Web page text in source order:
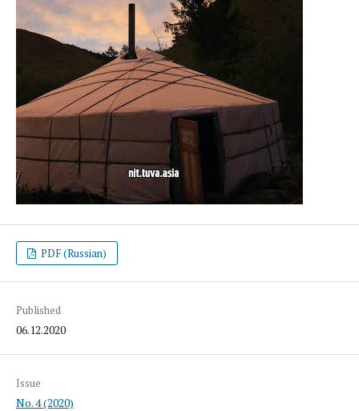
PDF (Russian)
Published
06.12.2020
Issue
No. 4 (2020)